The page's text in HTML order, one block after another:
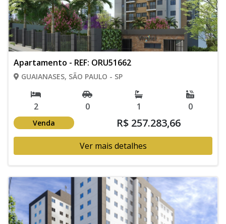
Apartamento - REF: ORU51662
GUAIANASES, SÃO PAULO - SP
2 0 1 0
Venda R$ 257.283,66
Ver mais detalhes